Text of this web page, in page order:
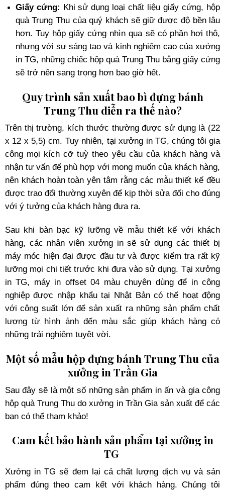
Giấy cứng: Khi sử dụng loại chất liệu giấy cứng, hộp
quà Trung Thu của quý khách sẽ giữ được độ bền lâu
hơn. Tuy hộp giấy cứng nhìn qua sẽ có phần hơi thô,
nhưng với sự sáng tạo và kinh nghiệm cao của xưởng
in TG, những chiếc hộp quà Trung Thu bằng giấy cứng
sẽ trở nên sang trọng hơn bao giờ hết.
Quy trình sản xuất bao bì đựng bánh
Trung Thu diễn ra thế nào?
Trên thị trường, kích thước thường được sử dụng là (22
x 12 x 5,5) cm. Tuy nhiên, tại xưởng in TG, chúng tôi gia
công mọi kích cỡ tuỳ theo yêu cầu của khách hàng và
nhận tư vấn để phù hợp với mong muốn của khách hàng,
nên khách hoàn toàn yên tâm rằng các mẫu thiết kế đều
được trao đổi thường xuyên để kịp thời sửa đổi cho đúng
với ý tưởng của khách hàng đưa ra.
Sau khi bàn bạc kỹ lưỡng về mẫu thiết kế với khách
hàng, các nhân viên xưởng in sẽ sử dụng các thiết bị
máy móc hiện đại được đầu tư và được kiểm tra rất kỹ
lưỡng mọi chi tiết trước khi đưa vào sử dụng. Tại xưởng
in TG, máy in offset 04 màu chuyên dùng để in công
nghiệp được nhập khẩu tại Nhật Bản có thể hoạt động
với công suất lớn để sản xuất ra những sản phẩm chất
lượng từ hình ảnh đến màu sắc giúp khách hàng có
những trải nghiệm tuyệt vời.
Một số mẫu hộp đựng bánh Trung Thu của
xưởng in Trần Gia
Sau đây sẽ là một số những sản phẩm in ấn và gia công
hộp quà Trung Thu do xưởng in Trần Gia sản xuất để các
bạn có thể tham khảo!
Cam kết bảo hành sản phẩm tại xưởng in
TG
Xưởng in TG sẽ đem lại cả chất lượng dịch vụ và sản
phẩm đúng theo cam kết với khách hàng. Chúng tôi